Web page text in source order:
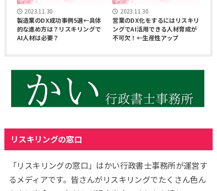
2023.11.30
製造業のDX成功事例5選←具体
的な進め方は？リスキリングで
AI人材は必要？
2023.11.30
営業のDX化をするにはリスキリ
ングでAI活用できる人材育成が
不可欠！←生産性アップ
リスキリングの窓口
「リスキリングの窓口」はかい行政書士事務所が運営す
るメディアです。皆さんがリスキリングでたくさん色ん